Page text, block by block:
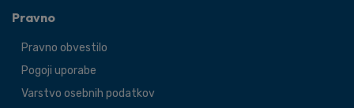
Pravno
Pravno obvestilo
Pogoji uporabe
Varstvo osebnih podatkov